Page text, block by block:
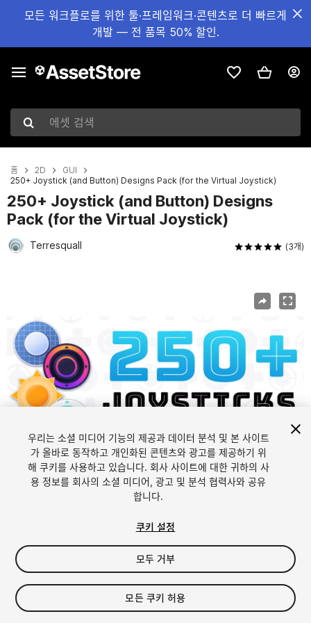
모든 워크플로를 위한 툴·프레임워크·콘텐츠로 더 빠르게
개발 — 전 품목 50% 할인.
에셋 검색
홈 2D
GUI
250+ Joystick (and Button) Designs Pack (for the Virtual Joystick)
250+ Joystick (and Button) Designs
Pack (for the Virtual Joystick)
Terresquall (3개)
1/13
$18.99
세금/부가세는 결제 시 반영됩니다.
우리는 소셜 미디어 기능의 제공과 데이터 분석 및 본 사이트
가 올바로 동작하고 개인화된 콘텐츠와 광고를 제공하기 위
해 쿠키를 사용하고 있습니다. 회사 사이트에 대한 귀하의 사
용 정보를 회사의 소셜 미디어, 광고 및 분석 협력사와 공유
합니다.
쿠키 설정
모두 거부
모든 쿠키 허용